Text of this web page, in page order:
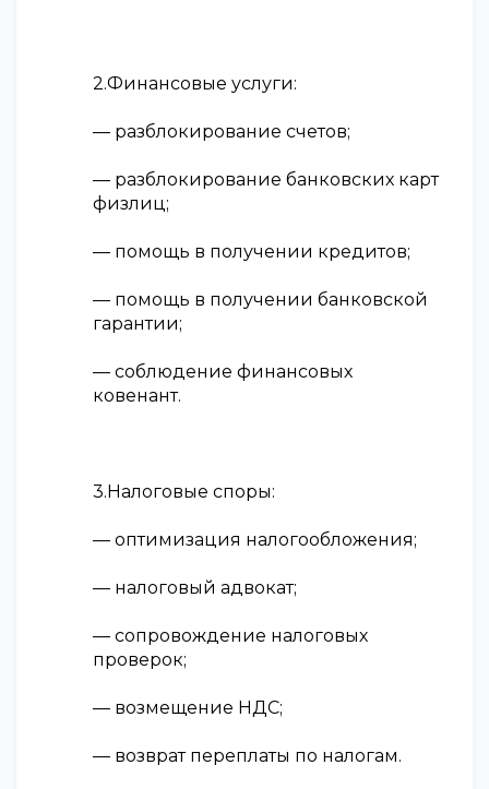
2.Финансовые услуги:
— разблокирование счетов;
— разблокирование банковских карт
физлиц;
— помощь в получении кредитов;
— помощь в получении банковской
гарантии;
— соблюдение финансовых
ковенант.
3.Налоговые споры:
— оптимизация налогообложения;
— налоговый адвокат;
— сопровождение налоговых
проверок;
— возмещение НДС;
— возврат переплаты по налогам.